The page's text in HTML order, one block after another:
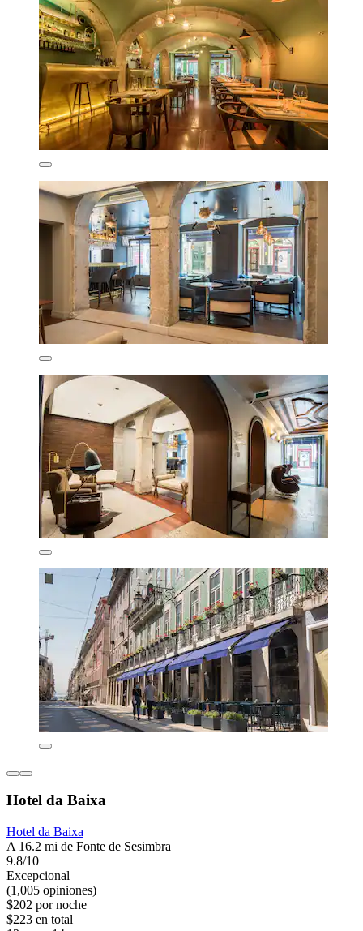
Hotel da Baixa
Hotel da Baixa
A 16.2 mi de Fonte de Sesimbra
9.8/10
Excepcional
(1,005 opiniones)
$202 por noche
$223 en total